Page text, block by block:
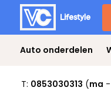
Auto onderdelen
T: 0853030313 (ma -